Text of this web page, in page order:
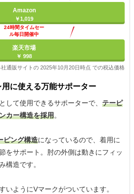
Amazon
￥1,019
24時間タイムセー
ル毎日開催中
楽天市場
￥ 998
通販サイトの 2025年10月20日時点 での税込価格
に使える万能サポーター
して使用できるサポーターで、 テーピ
カー構造を採用。
ピング構造になっているので、着用に
をサポート。肘の外側は動きにフィッ
構造です。
いようにVマークがついています。